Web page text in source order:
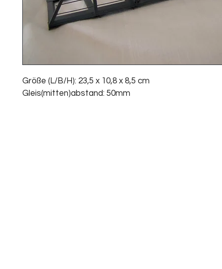
Größe (L/B/H): 23,5 x 10,8 x 8,5 cm
Gleis(mitten)abstand: 50mm